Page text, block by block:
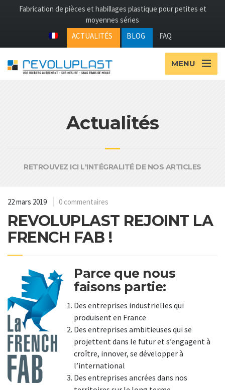
Fabrication de pièces et habillages plastique pour petites et
moyennes séries
ACTUALITÉS
BLOG FAQ
MENU
Actualités
RETROUVEZ ICI L'INTÉGRALITÉ DE NOS ARTICLES
22 mars 2019 0 commentaires
REVOLUPLAST REJOINT LA
FRENCH FAB !
Parce que nous
faisons partie:
Des entreprises industrielles qui
produisent en France
Des entreprises ambitieuses qui se
projettent dans le futur et s’engagent à
croître, innover, se développer à
l’international
Des entreprises ancrées dans nos